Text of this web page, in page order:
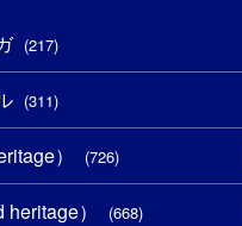
(217)
(311)
） (726)
(6)
） (668)